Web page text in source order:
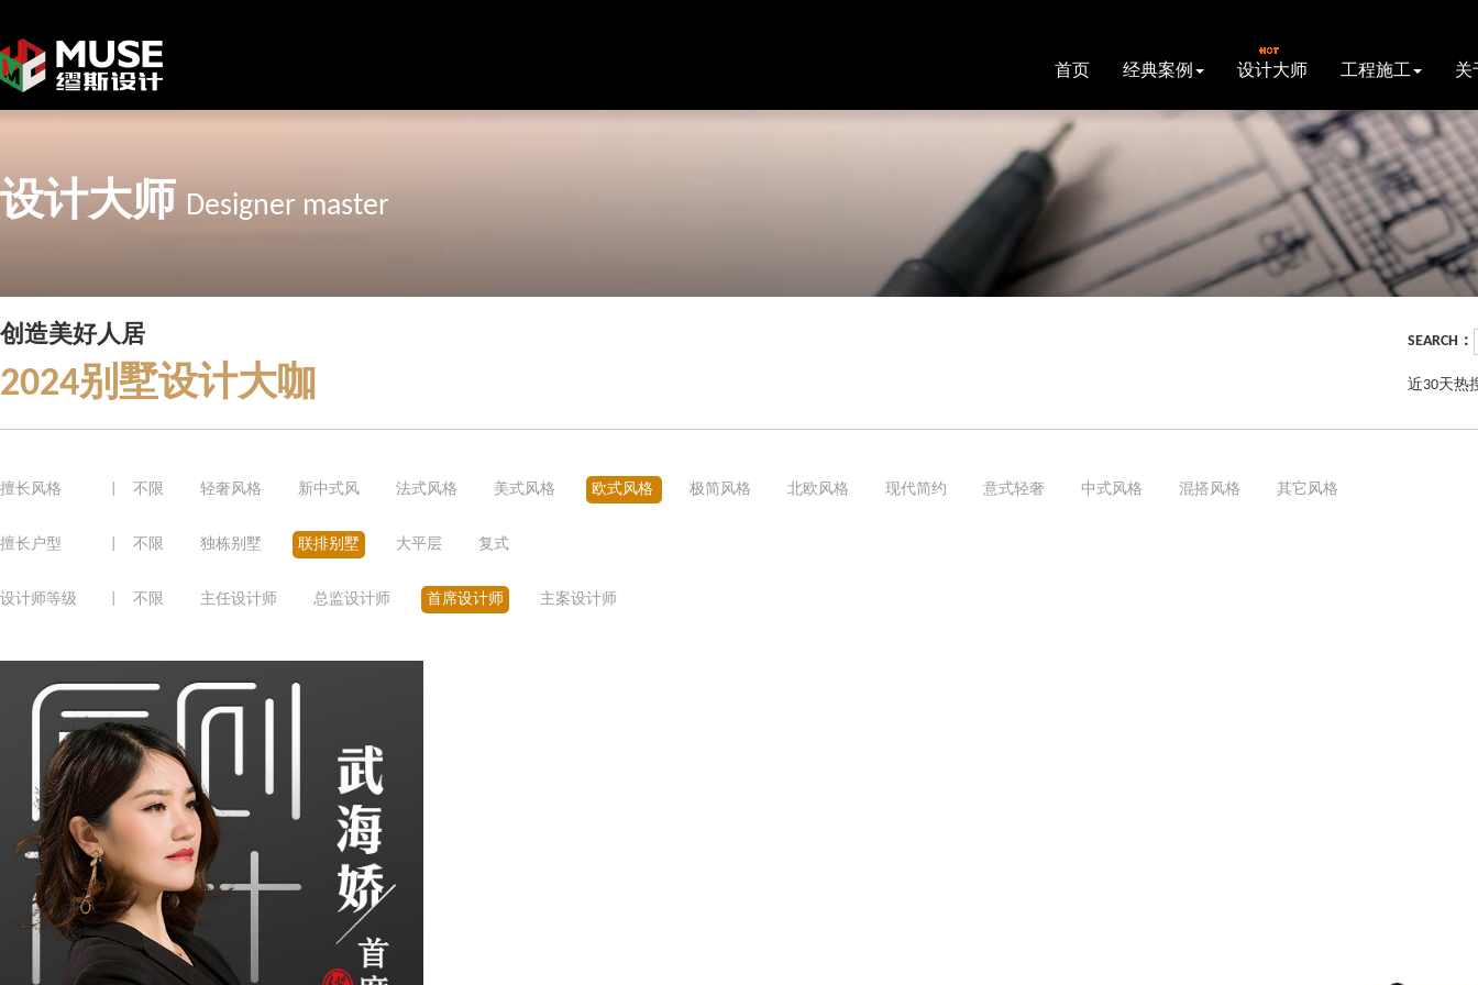
首页 经典案例 设计大师 工程施工 关
设计大师 Designer master
创造美好人居
2024别墅设计大咖
SEARCH：
近30天热
擅长风格 不限 轻奢风格 新中式风 法式风格 美式风格 欧式风格 极简风格 北欧风格 现代简约 意式轻奢 中式风格 混搭风格 其它风格
擅长户型 不限 独栋别墅 联排别墅 大平层 复式
设计师等级 不限 主任设计师 总监设计师 首席设计师 主案设计师